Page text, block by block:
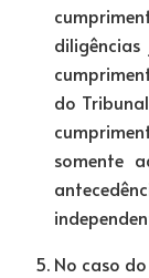
do
somente
No caso